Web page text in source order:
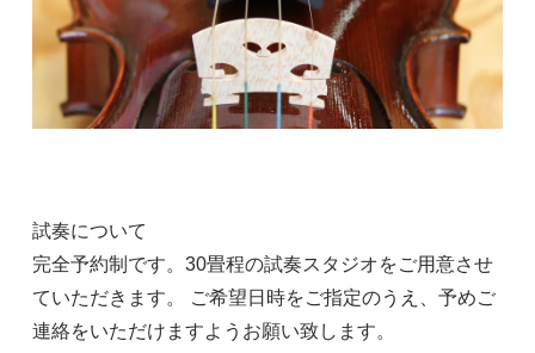
試奏について
完全予約制です。30畳程の試奏スタジオをご用意させ
ていただきます。 ご希望日時をご指定のうえ、予めご
連絡をいただけますようお願い致します。